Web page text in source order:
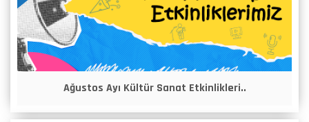
Ağustos Ayı Kültür Sanat Etkinlikleri..